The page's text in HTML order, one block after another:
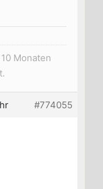
Monaten
#774055